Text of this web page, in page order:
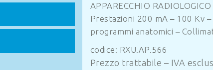
APPARECCHIO
Prestazioni 200 mA – 100 Kv
programmi anatomici –
codice: RXU.AP.566
Prezzo trattabile – IVA